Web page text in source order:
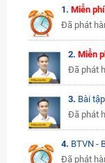
1.Miễn
Đã phát
2. Miễn
Đã phát
3. Bài
Đã phát
4. BTVN -
Đã phát